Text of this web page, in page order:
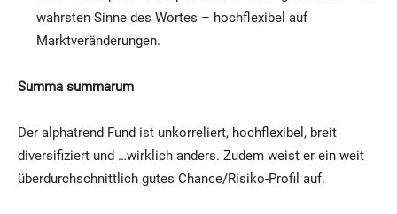
wahrsten Sinne des Wortes – hochflexibel auf
Marktveränderungen.
Summa summarum
Der alphatrend Fund ist unkorreliert, hochflexibel, breit
diversifiziert und …wirklich anders. Zudem weist er ein weit
überdurchschnittlich gutes Chance/Risiko-Profil auf.